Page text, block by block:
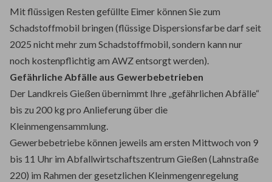
Mit flüssigen Resten gefüllte Eimer können Sie zum
Schadstoffmobil bringen (flüssige Dispersionsfarbe darf seit
2025 nicht mehr zum Schadstoffmobil, sondern kann nur
noch kostenpflichtig am AWZ entsorgt werden).
Gefährliche Abfälle aus Gewerbebetrieben
Der Landkreis Gießen übernimmt Ihre „gefährlichen Abfälle“
bis zu 200 kg pro Anlieferung über die
Kleinmengensammlung.
Gewerbebetriebe können jeweils am ersten Mittwoch von 9
bis 11 Uhr im Abfallwirtschaftszentrum Gießen (Lahnstraße
220) im Rahmen der gesetzlichen Kleinmengenregelung